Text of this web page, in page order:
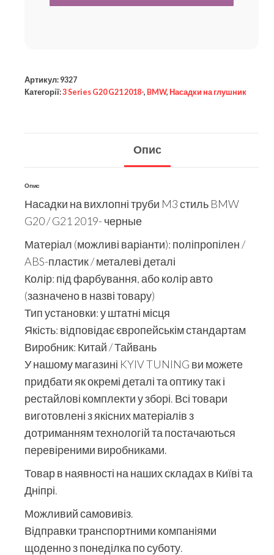
Артикул: 9327
Категорії:3 Series G20 G21 2018-, BMW, Насадки на глушник
Опис
Опис
Насадки на вихлопні труби M3 стиль BMW
G20 / G21 2019- черные
Матеріал (можливі варіанти): поліпропілен /
ABS-пластик / металеві деталі
Колір: під фарбування, або колір авто
(зазначено в назві товару)
Тип установки: у штатні місця
Якість: відповідає європейськім стандартам
Виробник: Китай / Тайвань
У нашому магазині KYIV TUNING ви можете
придбати як окремі деталі та оптику так і
рестайлові комплекти у зборі. Всі товари
виготовлені з якісних матеріалів з
дотриманням технологій та постачаються
перевіреними виробниками.
Товар в наявності на наших складах в Київі та
Дніпрі.
Можливий самовивіз.
Відправки транспортними компаніями
щоденно з понеділка по суботу.